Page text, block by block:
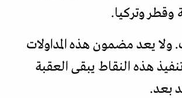
وقطر وتركيا.
يعد مضمون هذه المداولات
هذه النقاط يبقى العقبة
بعد.